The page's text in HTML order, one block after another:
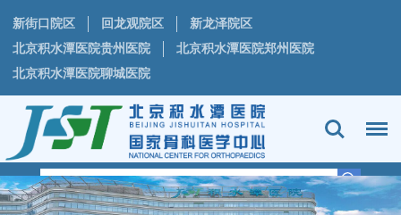
新街口院区 回龙观院区
新龙泽院区
北京积水潭医院贵州医院
北京积水潭医院郑州医院
北京积水潭医院聊城医院